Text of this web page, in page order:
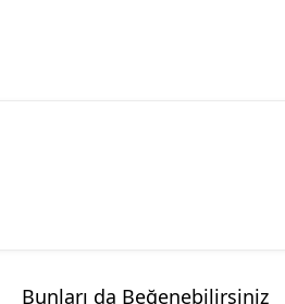
Bunları da Beğenebilirsiniz